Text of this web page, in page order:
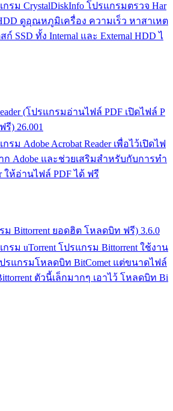
รม CrystalDiskInfo โปรแกรมตรวจ Har
ดูอุณหภูมิเครื่อง ความเร็ว หาสาเหต
SSD ทั้ง Internal และ External HDD ไ
(โปรแกรมอ่านไฟล์ PDF เปิดไฟล์ P
) 26.001
ม Adobe Acrobat Reader เพื่อไว้เปิดไฟ
ก Adobe และช่วยเสริมสำหรับกับการทำ
ให้อ่านไฟล์ PDF ได้ ฟรี
ม Bittorrent ยอดฮิต โหลดบิท ฟรี) 3.6.0
รม uTorrent โปรแกรม Bittorrent ใช้งาน
รแกรมโหลดบิท BitComet แต่ขนาดไฟล์
ตัวนี้เล็กมากๆ เอาไว้ โหลดบิท Bi